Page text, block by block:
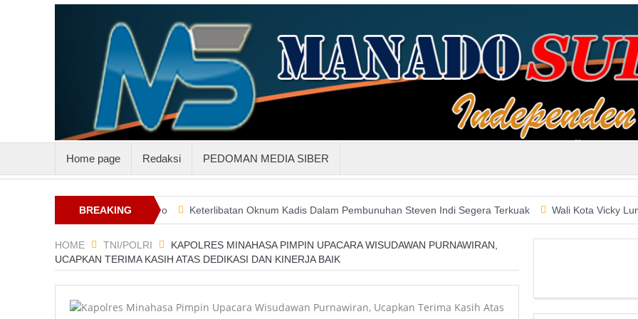
Home page Redaksi PEDOMAN MEDIA SIBER
BREAKING
NEWS
PLN Suluttenggo Keterlibatan Oknum Kadis Dalam Pembunuhan Steven Indi Segera Terkuak Wali Kota Vicky Lumentut
HOME TNI/POLRI
KAPOLRES MINAHASA PIMPIN UPACARA WISUDAWAN PURNAWIRAN,
UCAPKAN TERIMA KASIH ATAS DEDIKASI DAN KINERJA BAIK